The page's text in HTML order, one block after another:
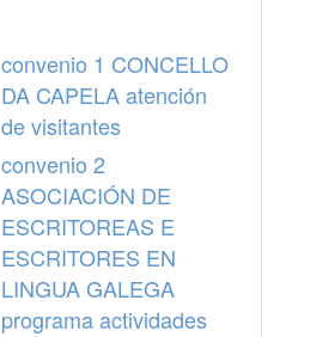
convenio 1 CONCELLO
DA CAPELA atención
de visitantes
convenio 2
ASOCIACIÓN DE
ESCRITOREAS E
ESCRITORES EN
LINGUA GALEGA
programa actividades